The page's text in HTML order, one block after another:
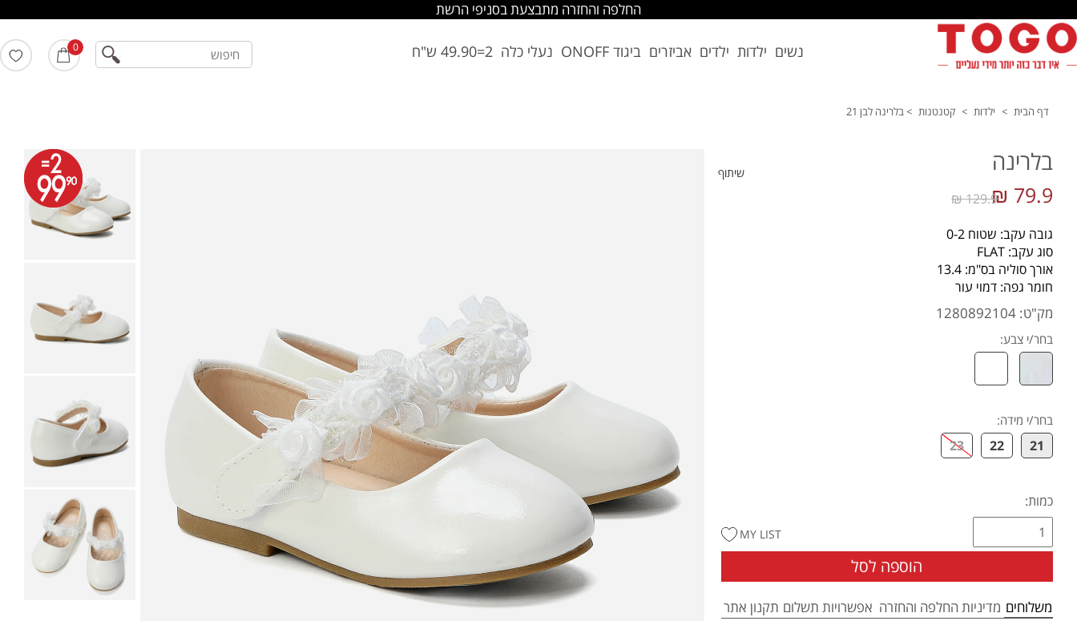
החלפה והחזרה מתבצעת בסניפי הרשת
נשים ילדות ילדים אביזרים ביגוד ONOFF נעלי כלה 2=49.90 ש"ח 0 חיפוש
דף הבית > ילדות > קטנטנות >בלרינה לבן 21
שיתוף בלרינה
79.9 ₪
129.9 ₪
גובה עקב: שטוח 0-2
סוג עקב: FLAT
אורך סוליה בס"מ: 13.4
חומר גפה: דמוי עור
מק"ט: 1280892104
בחר/י צבע:
בחר/י מידה:
21
22
23
כמות:
הוספה לסל
MY LIST
משלוחים מדיניות החלפה והחזרה אפשרויות תשלום תקנון אתר